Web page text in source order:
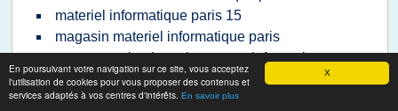
X
En poursuivant votre navigation sur ce site, vous acceptez
l'utilisation de cookies pour vous proposer des contenus et
services adaptés à vos centres d'intérêts. En savoir plus
materiel informatique paris 15
magasin materiel informatique paris
cours complet de maintenance informatique
pdf